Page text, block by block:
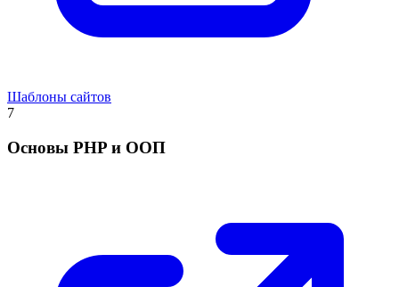
Шаблоны сайтов
7
Основы PHP и ООП